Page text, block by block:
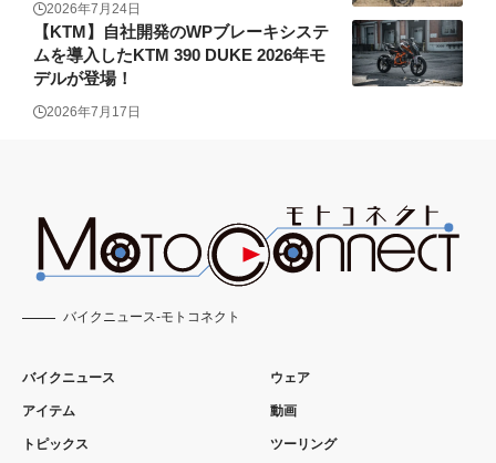
2026年7月24日
【KTM】自社開発のWPブレーキシステ
ムを導入したKTM 390 DUKE 2026年モ
デルが登場！
2026年7月17日
バイクニュース-モトコネクト
バイクニュース
アイテム
トピックス
ウェア
動画
ツーリング